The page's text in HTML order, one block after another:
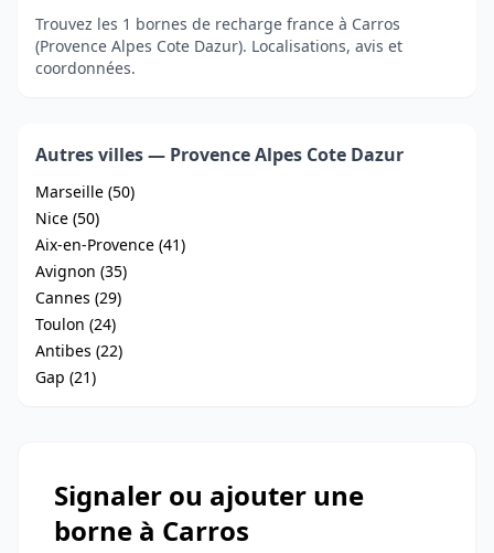
Trouvez les 1 bornes de recharge france à Carros
(Provence Alpes Cote Dazur). Localisations, avis et
coordonnées.
Autres villes — Provence Alpes Cote Dazur
Marseille (50)
Nice (50)
Aix-en-Provence (41)
Avignon (35)
Cannes (29)
Toulon (24)
Antibes (22)
Gap (21)
Signaler ou ajouter une
borne à Carros